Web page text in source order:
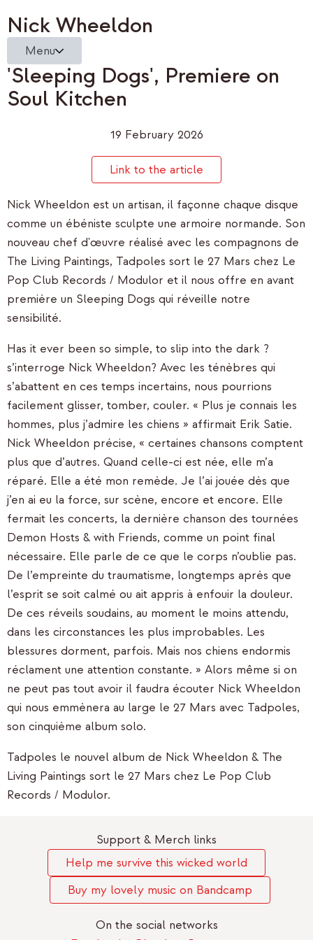
Nick Wheeldon
Menu
'Sleeping Dogs', Premiere on
Soul Kitchen
19 February 2026
Link to the article
Nick Wheeldon est un artisan, il façonne chaque disque
comme un ébéniste sculpte une armoire normande. Son
nouveau chef d'œuvre réalisé avec les compagnons de
The Living Paintings, Tadpoles sort le 27 Mars chez Le
Pop Club Records / Modulor et il nous offre en avant
première un Sleeping Dogs qui réveille notre
sensibilité.
Has it ever been so simple, to slip into the dark ?
s’interroge Nick Wheeldon? Avec les ténèbres qui
s’abattent en ces temps incertains, nous pourrions
facilement glisser, tomber, couler. « Plus je connais les
hommes, plus j’admire les chiens » affirmait Erik Satie.
Nick Wheeldon précise, « certaines chansons comptent
plus que d’autres. Quand celle-ci est née, elle m’a
réparé. Elle a été mon remède. Je l’ai jouée dès que
j’en ai eu la force, sur scène, encore et encore. Elle
fermait les concerts, la dernière chanson des tournées
Demon Hosts & with Friends, comme un point final
nécessaire. Elle parle de ce que le corps n’oublie pas.
De l’empreinte du traumatisme, longtemps après que
l’esprit se soit calmé ou ait appris à enfouir la douleur.
De ces réveils soudains, au moment le moins attendu,
dans les circonstances les plus improbables. Les
blessures dorment, parfois. Mais nos chiens endormis
réclament une attention constante. » Alors même si on
ne peut pas tout avoir il faudra écouter Nick Wheeldon
qui nous emmènera au large le 27 Mars avec Tadpoles,
son cinquième album solo.
Tadpoles le nouvel album de Nick Wheeldon & The
Living Paintings sort le 27 Mars chez Le Pop Club
Records / Modulor.
Support & Merch links
Help me survive this wicked world
Buy my lovely music on Bandcamp
On the social networks